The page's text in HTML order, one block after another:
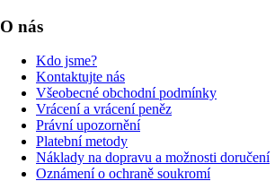
O nás
Kdo jsme?
Kontaktujte nás
Všeobecné obchodní podmínky
Vrácení a vrácení peněz
Právní upozornění
Platební metody
Náklady na dopravu a možnosti doručení
Oznámení o ochraně soukromí